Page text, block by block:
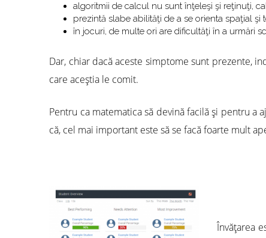
algoritmii de calcul nu sunt înţeleşi şi reţinuţi,
prezintă slabe abilităţi de a se orienta spaţial şi
în jocuri, de multe ori are dificultăţi în a urmări
Dar, chiar dacă aceste simptome sunt prezente,
care aceştia le comit.
Pentru ca matematica să devină facilă şi pentru
că, cel mai important este să se facă foarte mult
Învăţarea